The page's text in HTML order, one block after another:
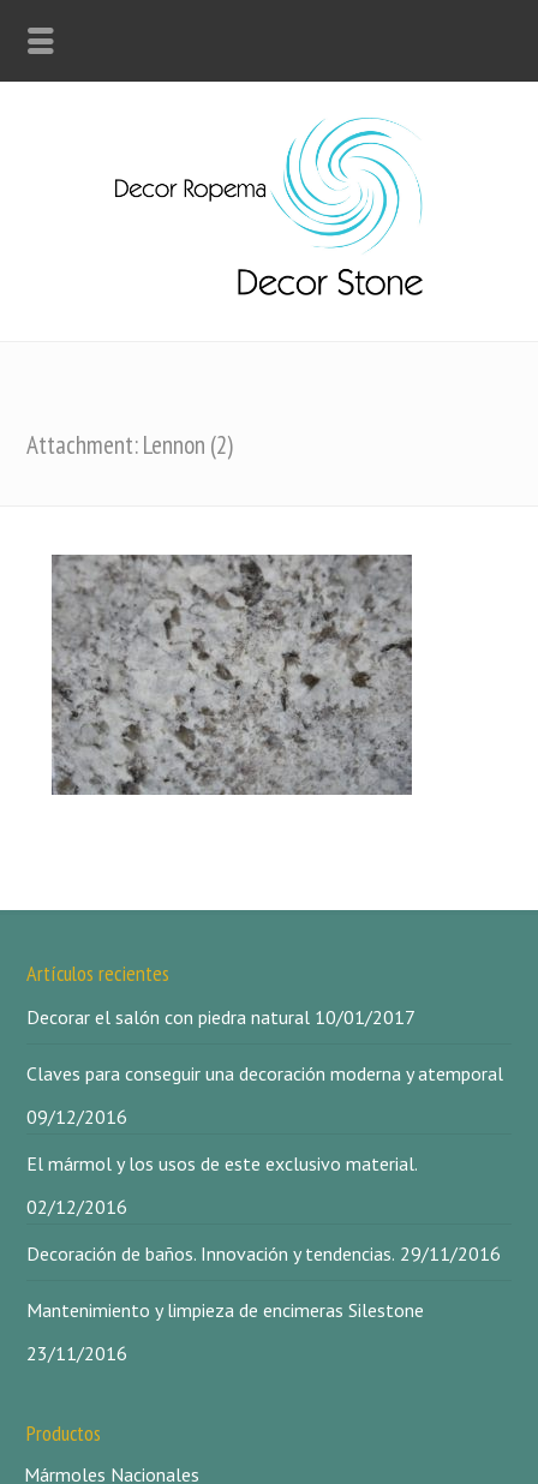
Attachment: Lennon (2)
Artículos recientes
Decorar el salón con piedra natural 10/01/2017
Claves para conseguir una decoración moderna y atemporal
09/12/2016
El mármol y los usos de este exclusivo material.
02/12/2016
Decoración de baños. Innovación y tendencias. 29/11/2016
Mantenimiento y limpieza de encimeras Silestone
23/11/2016
Productos
Mármoles Nacionales